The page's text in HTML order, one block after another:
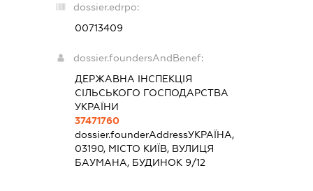
dossier.edrpo:
00713409
dossier.foundersAndBenef:
ДЕРЖАВНА ІНСПЕКЦІЯ
СІЛЬСЬКОГО ГОСПОДАРСТВА
УКРАЇНИ
37471760
dossier.founderAddressУКРАЇНА,
03190, МІСТО КИЇВ, ВУЛИЦЯ
БАУМАНА, БУДИНОК 9/12